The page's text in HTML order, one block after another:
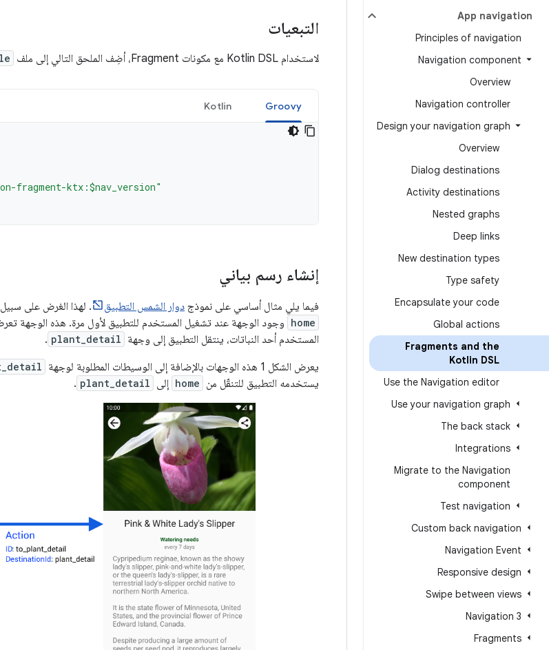
App navigation
Principles of navigation
Navigation component
Overview
Navigation controller
Design your navigation graph
Overview
Dialog destinations
Activity destinations
Nested graphs
Deep links
New destination types
Type safety
Encapsulate your code
Global actions
Fragments and the
Kotlin DSL
Use the Navigation editor
Use your navigation graph
The back stack
Integrations
Migrate to the Navigation
component
Test navigation
Custom back navigation
Navigation Event
Responsive design
Swipe between views
Navigation 3
Fragments
التبعيات
لاستخدام Kotlin DSL مع مكونات Fragment، أضِف الملحق التالي إلى ملف
Groovy
Kotlin
fragment-ktx:$nav_version"
إنشاء رسم بياني
فيما يلي مثال أساسي على نموذج دوار الشمس التطبيق . لهذا الغرض على سبيل
home وجود الوجهة عند تشغيل المستخدم للتطبيق لأول مرة. هذه الوجهة
المستخدم أحد النباتات، ينتقل التطبيق إلى وجهة plant_detail
.
يعرض الشكل 1 هذه الوجهات بالإضافة إلى الوسيطات المطلوبة لوجهة
يستخدمه التطبيق للتنقّل من home إلى plant_detail
.